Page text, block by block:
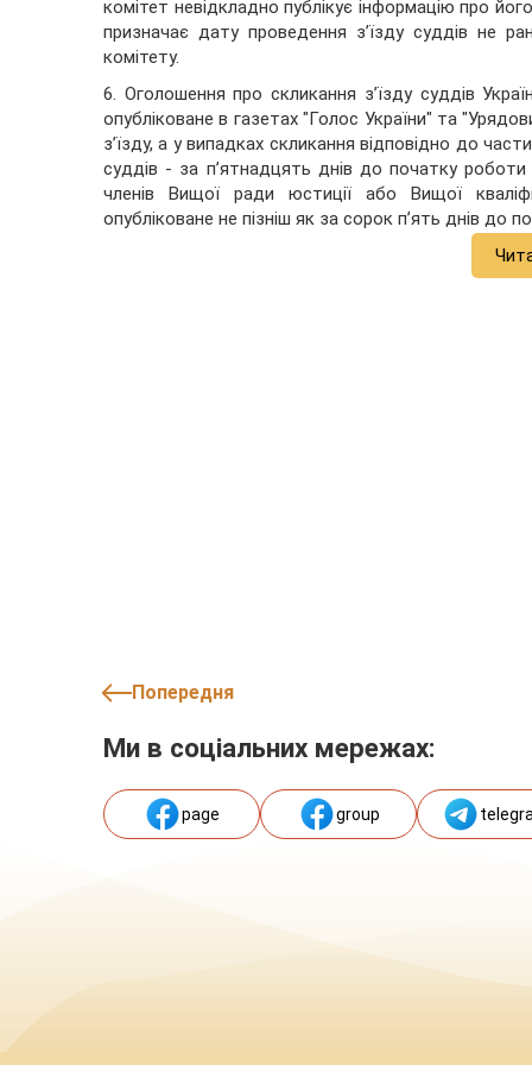
комітет невідкладно публікує інформацію про
призначає дату проведення з’їзду суддів не
комітету.
6. Оголошення про скликання з’їзду суддів
опубліковане в газетах "Голос України" та
з’їзду, а у випадках скликання відповідно до
суддів - за п’ятнадцять днів до початку роботи
членів Вищої ради юстиції або Вищої
опубліковане не пізніш як за сорок п’ять днів до
Попередня
Ми в соціальних мережах:
page group